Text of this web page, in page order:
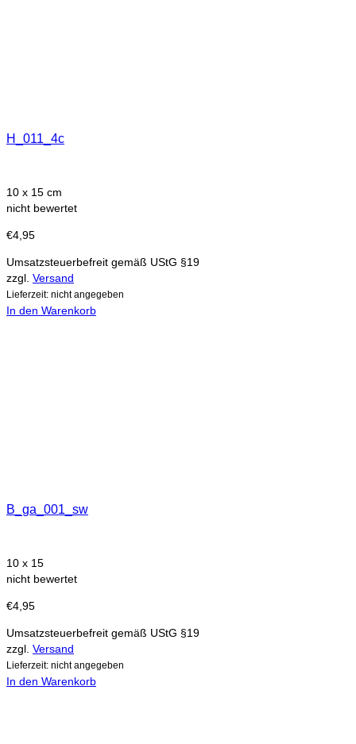
H_011_4c
10 x 15 cm
nicht bewertet
€4,95
Umsatzsteuerbefreit gemäß UStG §19
zzgl. Versand
Lieferzeit: nicht angegeben
In den Warenkorb
B_ga_001_sw
10 x 15
nicht bewertet
€4,95
Umsatzsteuerbefreit gemäß UStG §19
zzgl. Versand
Lieferzeit: nicht angegeben
In den Warenkorb